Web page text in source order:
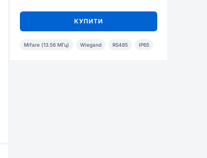
КУПИТИ
Mifare (13.56 МГц) Wiegand RS485 IP65